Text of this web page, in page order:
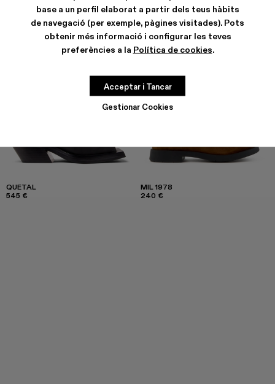
base a un perfil elaborat a partir dels teus hàbits
de navegació (per exemple, pàgines visitades). Pots
obtenir més informació i configurar les teves
preferències a la Política de cookies.
Gestionar Cookies
Acceptar i Tancar
QUETAL
545 €
MIL 1978
240 €